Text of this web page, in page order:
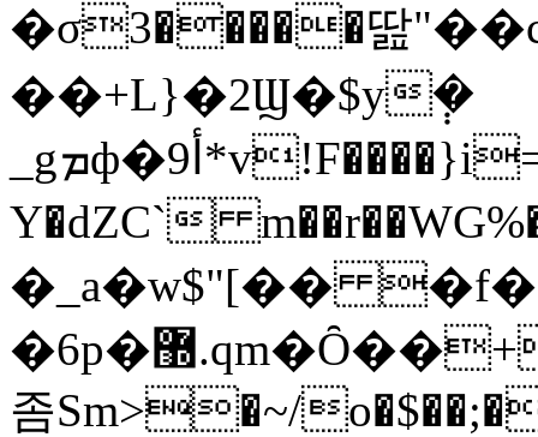
�σ3�����딾
��+L}�2Ϣ�$y݄�
_gܡф�أ9*v!F����}i=�LPl@��3)7"XPw�Wl��-
Y�dZC`
�_a�w$"[��
�6p�޽.qm�Ȏ��+t@.���y���Ra�n���p��#XN��!F��XWO�H�#���>��kHC
좀Sm>�~/